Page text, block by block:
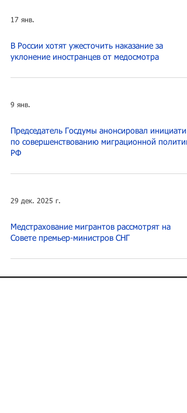
17 янв.
В России хотят ужесточить наказание за
уклонение иностранцев от медосмотра
9 янв.
Председатель Госдумы анонсировал
по совершенствованию миграционной
РФ
29 дек. 2025 г.
Медстрахование мигрантов рассмотрят на
Совете премьер-министров СНГ